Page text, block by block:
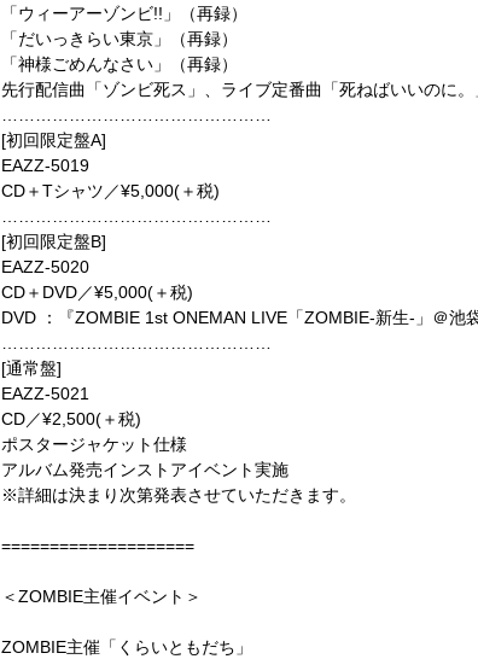
「ウィーアーゾンビ!!」（再録）
「だいっきらい東京」（再録）
「神様ごめんなさい」（再録）
先行配信曲「ゾンビ死ス」、ライブ定番曲「死ねばいいのに
[初回限定盤A]
EAZZ-5019
CD＋Tシャツ／¥5,000(＋税)
[初回限定盤B]
EAZZ-5020
CD＋DVD／¥5,000(＋税)
DVD ：『ZOMBIE 1st ONEMAN LIVE「ZOMBIE-新生-」＠池
[通常盤]
EAZZ-5021
CD／¥2,500(＋税)
ポスタージャケット仕様
アルバム発売インストアイベント実施
※詳細は決まり次第発表させていただきます。
====================
＜ZOMBIE主催イベント＞
ZOMBIE主催「くらいともだち」